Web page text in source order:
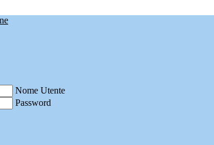
Nome Utente
Password